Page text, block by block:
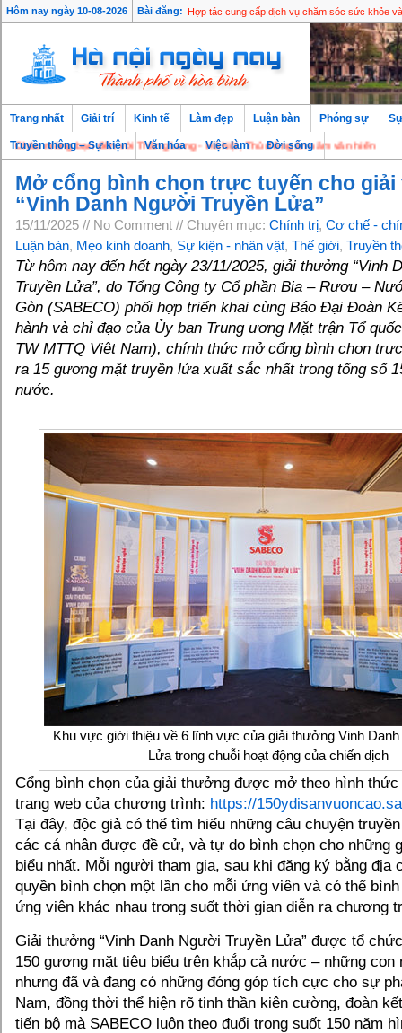
Hôm nay ngày 10-08-2026
Bài đăng:
Hợp tác cung cấp dịch vụ chăm sóc sức khỏe
Mở rộng dịch vụ Logistics xuyên biên giới cho
mừng bạn đến với Thăng Long - Hà Nội, Thủ đô ngàn năm văn hiến
Trang nhất Giải trí Kinh tế Làm đẹp Luận bàn Phóng sự
Truyền thông – Sự kiện Văn hóa Việc làm Đời sống
Mở cổng bình chọn trực tuyến cho
“Vinh Danh Người Truyền Lửa”
15/11/2025 // No Comment // Chuyên mục: Chính trị, Cơ chế -
Luận bàn, Mẹo kinh doanh, Sự kiện - nhân vật, Thế giới, Truyền
Từ hôm nay đến hết ngày 23/11/2025, giải thưởng “Vinh
Truyền Lửa”, do Tổng Công ty Cổ phần Bia – Rượu –
Gòn (SABECO) phối hợp triển khai cùng Báo Đại Đoàn
hành và chỉ đạo của Ủy ban Trung ương Mặt trận Tổ
TW MTTQ Việt Nam), chính thức mở cổng bình chọn
ra 15 gương mặt truyền lửa xuất sắc nhất trong tổng số
nước.
Khu vực giới thiệu về 6 lĩnh vực của giải thưởng Vinh
Lửa trong chuỗi hoạt động của chiến dịch
Cổng bình chọn của giải thưởng được mở theo hình
trang web của chương trình: https://
Tại đây, độc giả có thể tìm hiểu những câu chuyện
các cá nhân được đề cử, và tự do bình chọn cho những
biểu nhất. Mỗi người tham gia, sau khi đăng ký bằng địa
quyền bình chọn một lần cho mỗi ứng viên và có thể
ứng viên khác nhau trong suốt thời gian diễn ra chương
Giải thưởng “Vinh Danh Người Truyền Lửa” được tổ
150 gương mặt tiêu biểu trên khắp cả nước – những con
nhưng đã và đang có những đóng góp tích cực cho sự
Nam, đồng thời thể hiện rõ tinh thần kiên cường, đoàn
tiến bộ mà SABECO luôn theo đuổi trong suốt 150 năm